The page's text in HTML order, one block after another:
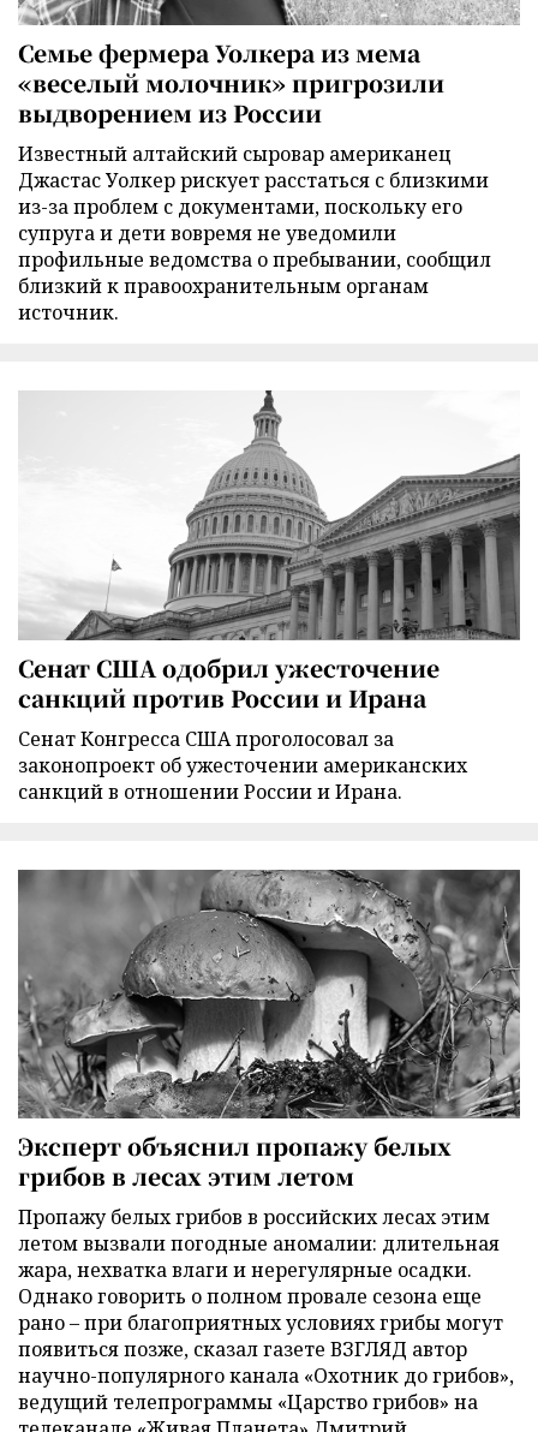
Семье фермера Уолкера из мема
«веселый молочник» пригрозили
выдворением из России
Известный алтайский сыровар американец
Джастас Уолкер рискует расстаться с близкими
из-за проблем с документами, поскольку его
супруга и дети вовремя не уведомили
профильные ведомства о пребывании, сообщил
близкий к правоохранительным органам
источник.
Сенат США одобрил ужесточение
санкций против России и Ирана
Сенат Конгресса США проголосовал за
законопроект об ужесточении американских
санкций в отношении России и Ирана.
Эксперт объяснил пропажу белых
грибов в лесах этим летом
Пропажу белых грибов в российских лесах этим
летом вызвали погодные аномалии: длительная
жара, нехватка влаги и нерегулярные осадки.
Однако говорить о полном провале сезона еще
рано – при благоприятных условиях грибы могут
появиться позже, сказал газете ВЗГЛЯД автор
научно-популярного канала «Охотник до грибов»,
ведущий телепрограммы «Царство грибов» на